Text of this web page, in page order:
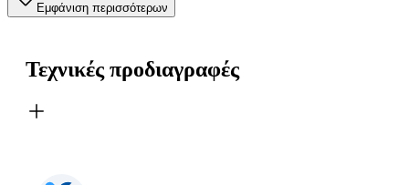
Εμφάνιση περισσότερων
Τεχνικές προδιαγραφές